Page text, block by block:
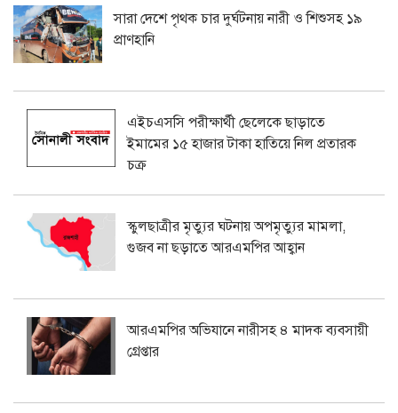
সারা দেশে পৃথক চার দুর্ঘটনায় নারী ও শিশুসহ ১৯
প্রাণহানি
এইচএসসি পরীক্ষার্থী ছেলেকে ছাড়াতে
ইমামের ১৫ হাজার টাকা হাতিয়ে নিল প্রতারক
চক্র
স্কুলছাত্রীর মৃত্যুর ঘটনায় অপমৃত্যুর মামলা,
গুজব না ছড়াতে আরএমপির আহ্বান
আরএমপির অভিযানে নারীসহ ৪ মাদক ব্যবসায়ী
গ্রেপ্তার